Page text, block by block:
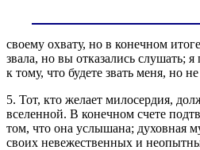
своему охвату, но в конечном
звала, но вы отказались слушать;
к тому, что будете звать меня, но
5. Тот, кто желает милосердия,
вселенной. В конечном счете
том, что она услышана; духовная
своих невежественных и